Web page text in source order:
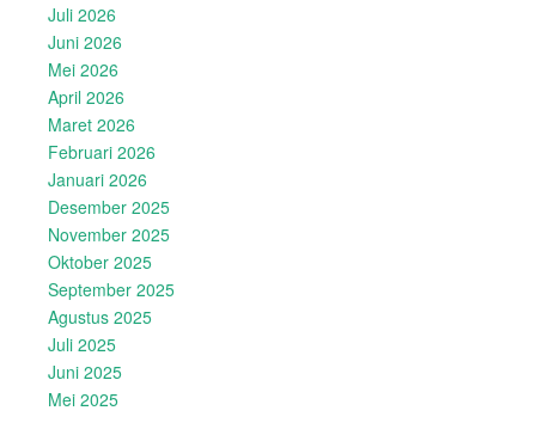
Juli 2026
Juni 2026
Mei 2026
April 2026
Maret 2026
Februari 2026
Januari 2026
Desember 2025
November 2025
Oktober 2025
September 2025
Agustus 2025
Juli 2025
Juni 2025
Mei 2025